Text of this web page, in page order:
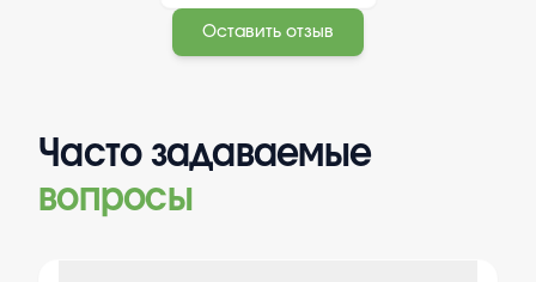
Оставить отзыв
Часто задаваемые
вопросы